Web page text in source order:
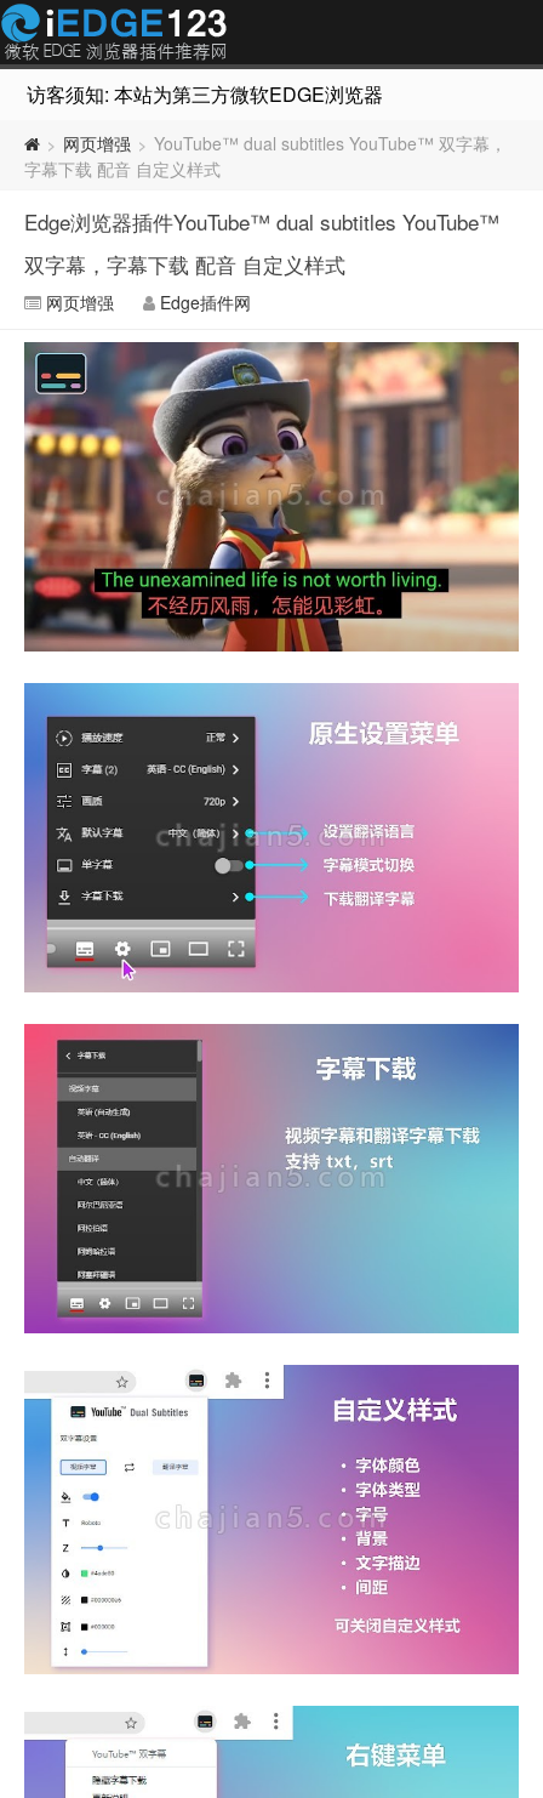
访客须知: 本站为第三方微软EDGE浏览器插件推荐网站，
> 网页增强 > YouTube™ dual subtitles YouTube™ 双字幕，
字幕下载 配音 自定义样式
Edge浏览器插件YouTube™ dual subtitles YouTube™
双字幕，字幕下载 配音 自定义样式
网页增强 Edge插件网